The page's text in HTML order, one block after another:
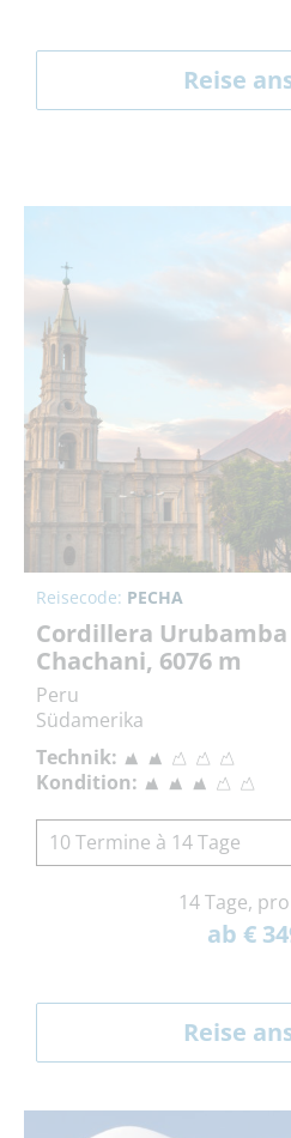
Reise
Reisecode: PECHA
Cordillera Urubamba
Chachani, 6076 m
Peru
Südamerika
Technik:
Kondition:
10 Termine à 14 Tage
14 Tage,
ab €
Reise